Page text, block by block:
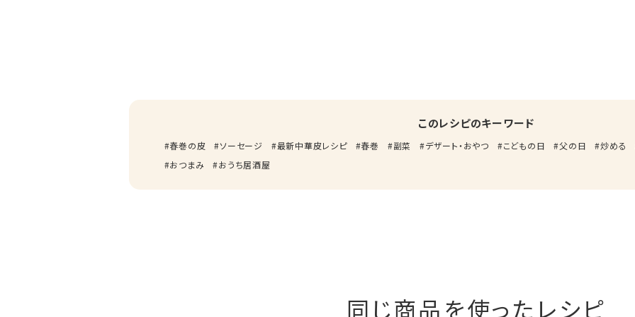
このレシピのキーワード
春巻の皮 ソーセージ 最新中華皮レシピ 春巻 副菜 デザート・おやつ こどもの日 父の日 炒める
おつまみ
おうち居酒屋
同じ商品を使ったレシピ